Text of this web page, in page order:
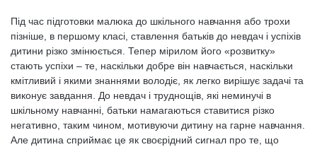
Під час підготовки малюка до шкільного навчання або трохи
пізніше, в першому класі, ставлення батьків до невдач і успіхів
дитини різко змінюється. Тепер мірилом його «розвитку»
стають успіхи – те, наскільки добре він навчається, наскільки
кмітливий і якими знаннями володіє, як легко вирішує задачі та
виконує завдання. До невдач і труднощів, які неминучі в
шкільному навчанні, батьки намагаються ставитися різко
негативно, таким чином, мотивуючи дитину на гарне навчання.
Але дитина сприймає це як своєрідний сигнал про те, що